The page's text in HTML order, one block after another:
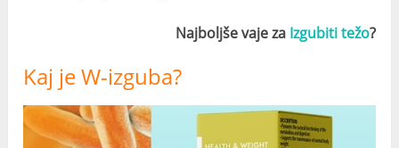
Najboljše vaje za Izgubiti težo?
Kaj je W-izguba?